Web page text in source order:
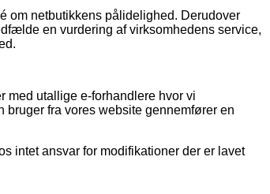
om netbutikkens pålidelighed. Derudover
en vurdering af virksomhedens service,
med utallige e-forhandlere hvor vi
bruger fra vores website gennemfører en
intet ansvar for modifikationer der er lavet